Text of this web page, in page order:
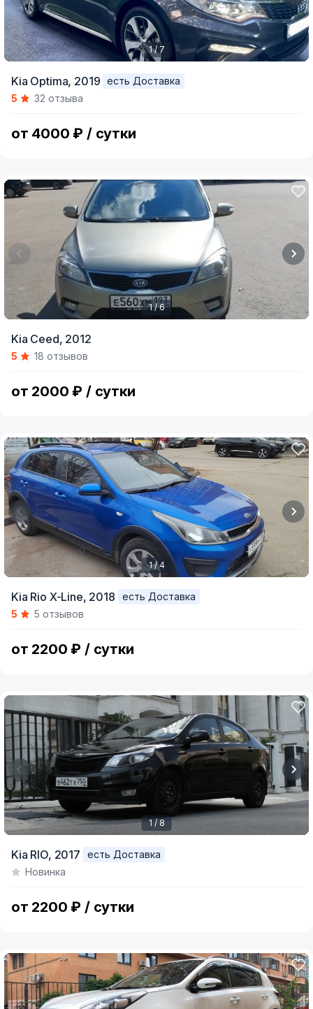
of
1 / 7
Kia Optima, 2019
есть Доставка
5
32 отзыва
от 4000 ₽ / сутки
of
1 / 6
Kia Ceed, 2012
5 18 отзывов
от 2000 ₽ / сутки
of
1 / 4
Kia Rio X-Line, 2018
есть Доставка
5
5 отзывов
от 2200 ₽ / сутки
of
1 / 8
Kia RIO, 2017
есть Доставка
Новинка
от 2200 ₽ / сутки